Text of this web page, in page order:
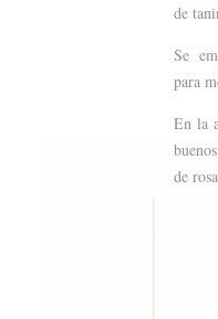
de
Se
para
En la
de